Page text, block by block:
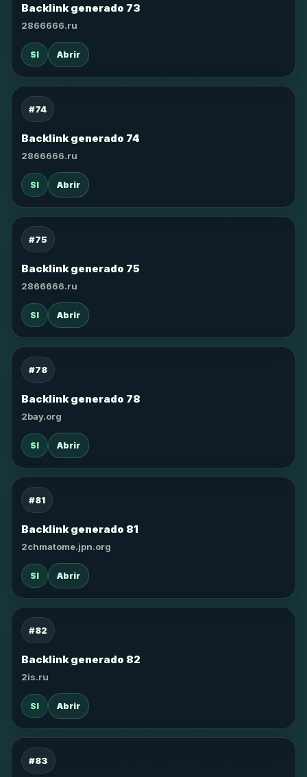
Backlink generado 73
2866666.ru
SI Abrir
#74
Backlink generado 74
2866666.ru
SI Abrir
#75
Backlink generado 75
2866666.ru
SI Abrir
#78
Backlink generado 78
2bay.org
SI Abrir
#81
Backlink generado 81
2chmatome.jpn.org
SI Abrir
#82
Backlink generado 82
2is.ru
SI Abrir
#83